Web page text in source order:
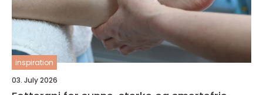
inspiration
03. July 2026